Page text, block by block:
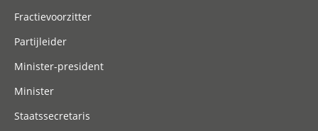
Fractievoorzitter
Partijleider
Minister-president
Minister
Staatssecretaris